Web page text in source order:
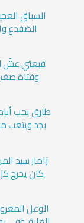
السباق
الضفدع
قبعتي عشٌ
وفتاة
طارق يحب
بجد ويتعب
زامار سيد
كان يخرج
الوعل